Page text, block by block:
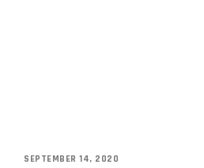
SEPTEMBER 14, 2020